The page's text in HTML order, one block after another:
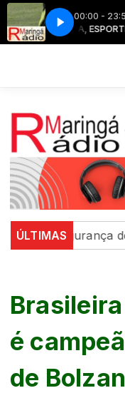
00:00 -
MÚSICA,
ÚLTIMAS
segurança de
é
de